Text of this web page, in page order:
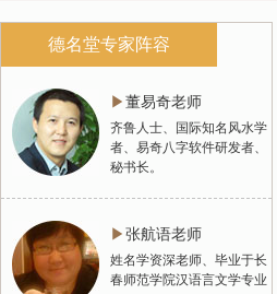
德名堂专家阵容
▶董易奇老师
齐鲁人士、国际知名风水学
者、易奇八字软件研发者、
秘书长。
▶张航语老师
姓名学资深老师、毕业于长
春师范学院汉语言文学专业